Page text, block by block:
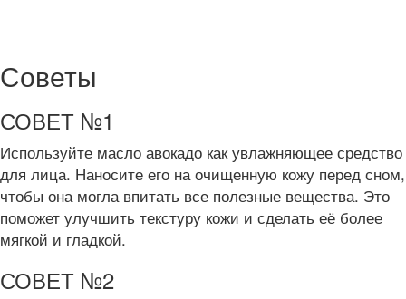
Советы
СОВЕТ №1
Используйте масло авокадо как увлажняющее средство
для лица. Наносите его на очищенную кожу перед сном,
чтобы она могла впитать все полезные вещества. Это
поможет улучшить текстуру кожи и сделать её более
мягкой и гладкой.
СОВЕТ №2